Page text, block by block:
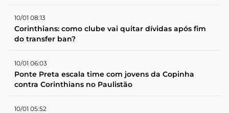
10/01 08:13
Corinthians: como clube vai quitar dívidas após fim
do transfer ban?
10/01 06:03
Ponte Preta escala time com jovens da Copinha
contra Corinthians no Paulistão
10/01 05:52